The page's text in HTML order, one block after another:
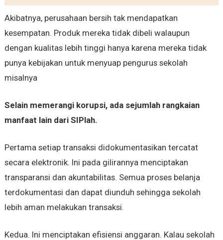
Akibatnya, perusahaan bersih tak mendapatkan
kesempatan. Produk mereka tidak dibeli walaupun
dengan kualitas lebih tinggi hanya karena mereka tidak
punya kebijakan untuk menyuap pengurus sekolah
misalnya
Selain memerangi korupsi, ada sejumlah rangkaian
manfaat lain dari SIPlah.
Pertama setiap transaksi didokumentasikan tercatat
secara elektronik. Ini pada gilirannya menciptakan
transparansi dan akuntabilitas. Semua proses belanja
terdokumentasi dan dapat diunduh sehingga sekolah
lebih aman melakukan transaksi.
Kedua. Ini menciptakan efisiensi anggaran. Kalau sekolah